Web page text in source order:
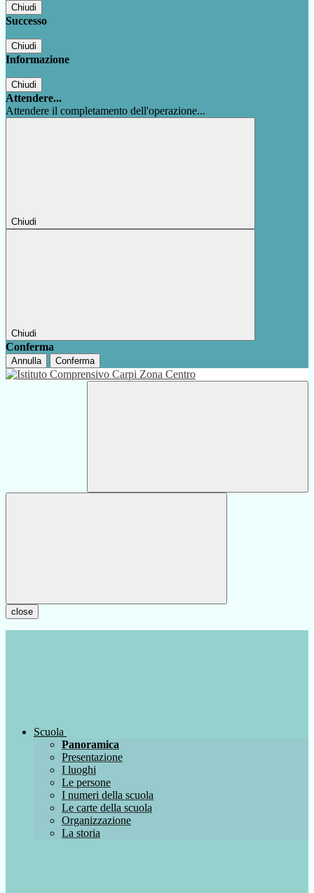
Chiudi
Successo
Chiudi
Informazione
Chiudi
Attendere...
Attendere il completamento dell'operazione...
Chiudi
Chiudi
Conferma
Annulla Conferma
close
Scuola
Panoramica
Presentazione
I luoghi
Le persone
I numeri della scuola
Le carte della scuola
Organizzazione
La storia